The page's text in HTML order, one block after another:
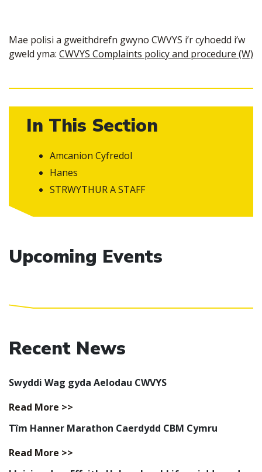
Mae polisi a gweithdrefn gwyno CWVYS i’r cyhoedd i’w
gweld yma: CWVYS Complaints policy and procedure (W)
In This Section
Amcanion Cyfredol
Hanes
STRWYTHUR A STAFF
Upcoming Events
Recent News
Swyddi Wag gyda Aelodau CWVYS
Read More >>
Tîm Hanner Marathon Caerdydd CBM Cymru
Read More >>